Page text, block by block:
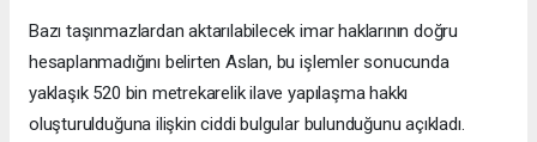
Bazı taşınmazlardan aktarılabilecek imar haklarının doğru
hesaplanmadığını belirten Aslan, bu işlemler sonucunda
yaklaşık 520 bin metrekarelik ilave yapılaşma hakkı
oluşturulduğuna ilişkin ciddi bulgular bulunduğunu açıkladı.